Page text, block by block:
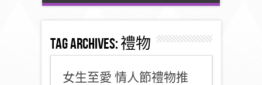
Tag Archives:禮物
女生至愛 情人節禮物推